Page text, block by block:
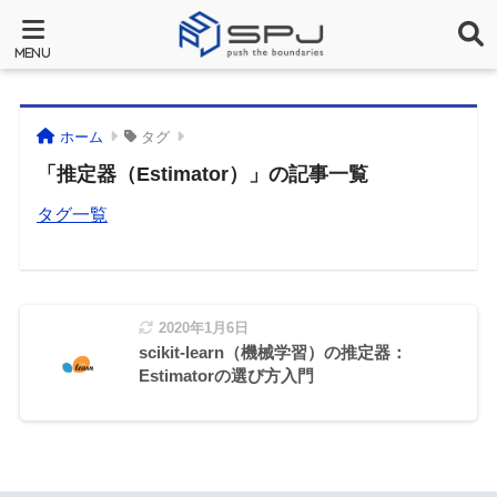
ホーム タグ
「推定器（Estimator）」の記事一覧
タグ一覧
2020年1月6日
scikit-learn（機械学習）の推定器：
Estimatorの選び方入門